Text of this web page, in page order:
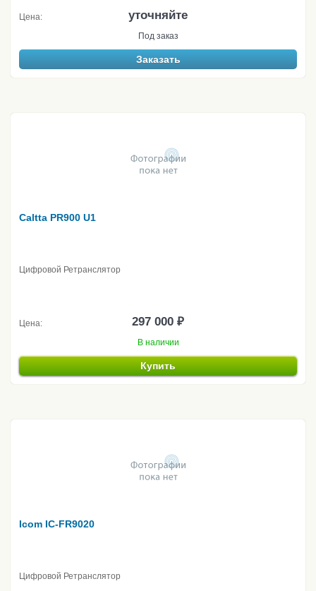
Цена: уточняйте
Под заказ
Заказать
Caltta PR900 U1
Цифровой Ретранслятор
Цена: 297 000 ₽
В наличии
Купить
Icom IC-FR9020
Цифровой Ретранслятор